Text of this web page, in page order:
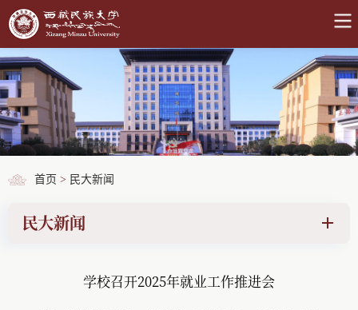
首页 > 民大新闻
民大新闻
学校召开2025年就业工作推进会